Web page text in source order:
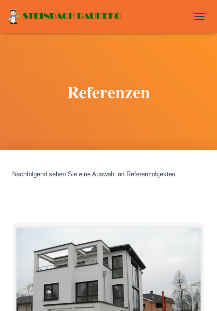
O
Referenzen
Nachfolgend sehen Sie eine Auswahl an Referenzobjekten: